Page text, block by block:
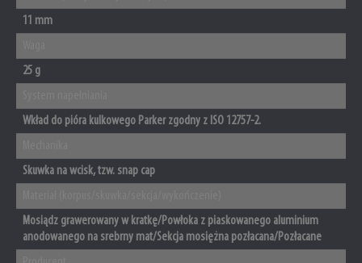
11 mm
25 g
Wkład do pióra kulkowego Parker zgodny z ISO 12757-2.
Skuwka na wcisk, tzw. snap cap
Mosiądz grawerowany w kratkę/Powłoka z piaskowanego aluminium
anodowanego na srebrny mat/Sekcja mosiężna pozłacana/Pozłacane